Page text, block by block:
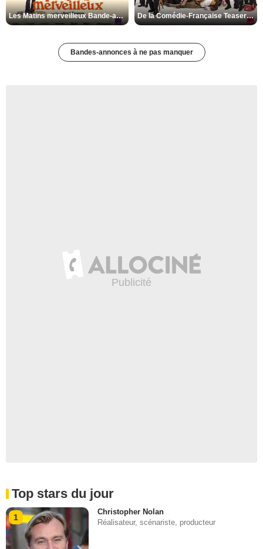
Les Matins merveilleux Bande-annonce VF De la Comédie-Française Teaser VF
Bandes-annonces à ne pas manquer
Top stars du jour
1
Christopher Nolan
Réalisateur, scénariste, producteur